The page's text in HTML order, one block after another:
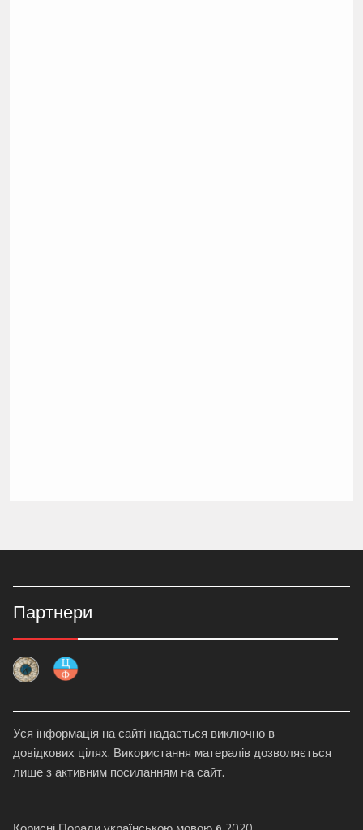
Партнери
Уся інформація на сайті надається виключно в
довідкових цілях. Використання матералів дозволяється
лише з активним посиланням на сайт.